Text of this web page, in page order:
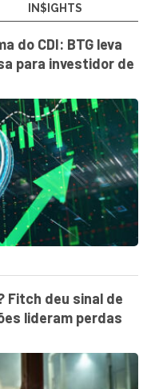
IN$IGHTS
do CDI: BTG leva
para investidor de
Fitch deu sinal de
lideram perdas